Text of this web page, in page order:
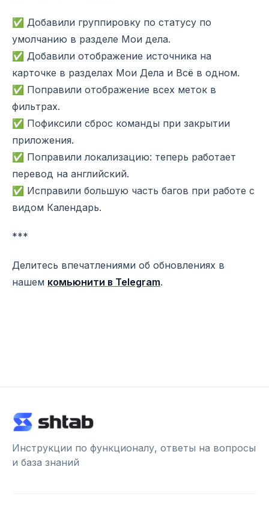
✅ Добавили группировку по статусу по
умолчанию в разделе Мои дела.
✅ Добавили отображение источника на
карточке в разделах Мои Дела и Всё в одном.
✅ Поправили отображение всех меток в
фильтрах.
✅ Пофиксили сброс команды при закрытии
приложения.
✅ Поправили локализацию: теперь работает
перевод на английский.
✅ Исправили большую часть багов при работе с
видом Календарь.
***
Делитесь впечатлениями об обновлениях в
нашем комьюнити в Telegram.
Инструкции по функционалу, ответы на вопросы
и база знаний